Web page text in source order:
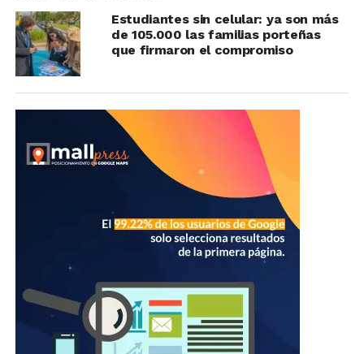
Estudiantes sin celular: ya son más
de 105.000 las familias porteñas
que firmaron el compromiso